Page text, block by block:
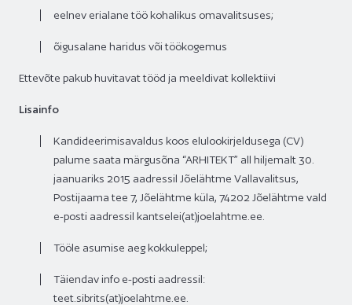
eelnev erialane töö kohalikus omavalitsuses;
õigusalane haridus või töökogemus
Ettevõte pakub huvitavat tööd ja meeldivat kollektiivi
Lisainfo
Kandideerimisavaldus koos elulookirjeldusega (CV)
palume saata märgusõna “ARHITEKT” all hiljemalt 30.
jaanuariks 2015 aadressil Jõelähtme Vallavalitsus,
Postijaama tee 7, Jõelähtme küla, 74202 Jõelähtme vald
e-posti aadressil kantselei(at)joelahtme.ee.
Tööle asumise aeg kokkuleppel;
Täiendav info e-posti aadressil:
teet.sibrits(at)joelahtme.ee.